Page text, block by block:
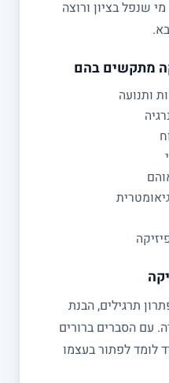
שנפל בציון ורוצה
מתקשים בהם
ותנועה
תרגילים, הבנת
עם הסברים ברורים
לומד לפתור בעצמו